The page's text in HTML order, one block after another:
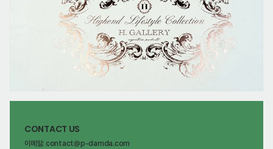
CONTACT US
이메일: contact@p-damda.com